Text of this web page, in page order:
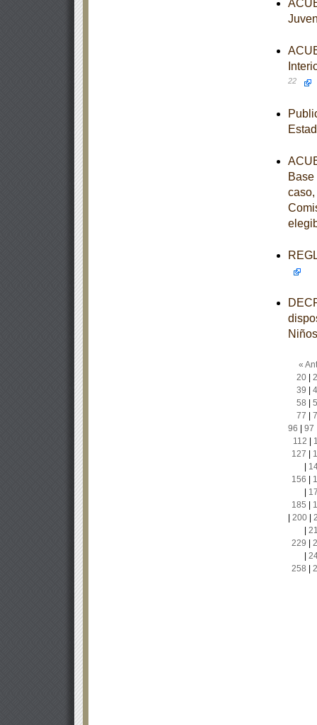
22
«
20|
39
58
77
96
97
112
127
156
185
200|
229
258